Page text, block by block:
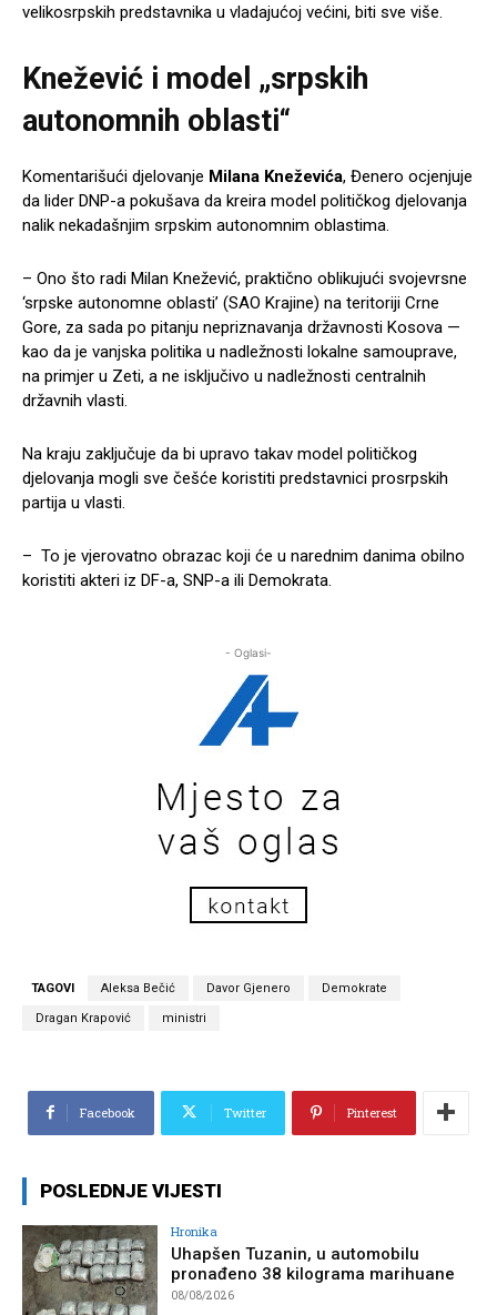
velikosrpskih predstavnika u vladajućoj većini, biti sve više.
Knežević i model „srpskih
autonomnih oblasti“
Komentarišući djelovanje Milana Kneževića, Đenero ocjenjuje
da lider DNP-a pokušava da kreira model političkog djelovanja
nalik nekadašnjim srpskim autonomnim oblastima.
– Ono što radi Milan Knežević, praktično oblikujući svojevrsne
‘srpske autonomne oblasti’ (SAO Krajine) na teritoriji Crne
Gore, za sada po pitanju nepriznavanja državnosti Kosova —
kao da je vanjska politika u nadležnosti lokalne samouprave,
na primjer u Zeti, a ne isključivo u nadležnosti centralnih
državnih vlasti.
Na kraju zaključuje da bi upravo takav model političkog
djelovanja mogli sve češće koristiti predstavnici prosrpskih
partija u vlasti.
– To je vjerovatno obrazac koji će u narednim danima obilno
koristiti akteri iz DF-a, SNP-a ili Demokrata.
- Oglasi-
TAGOVI Aleksa Bečić Davor Gjenero Demokrate
Dragan Krapović ministri
Facebook Twitter Pinterest
POSLEDNJE VIJESTI
Hronika
Uhapšen Tuzanin, u automobilu
pronađeno 38 kilograma marihuane
08/08/2026